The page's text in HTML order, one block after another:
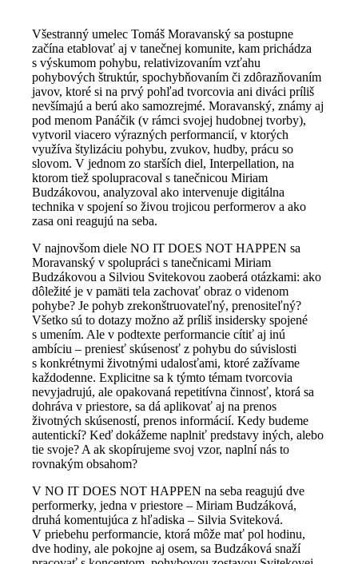
Všestranný umelec Tomáš Moravanský sa postupne
začína etablovať aj v tanečnej komunite, kam prichádza
s výskumom pohybu, relativizovaním vzťahu
pohybových štruktúr, spochybňovaním či zdôrazňovaním
javov, ktoré si na prvý pohľad tvorcovia ani diváci príliš
nevšímajú a berú ako samozrejmé. Moravanský, známy aj
pod menom Panáčik (v rámci svojej hudobnej tvorby),
vytvoril viacero výrazných performancií, v ktorých
využíva štylizáciu pohybu, zvukov, hudby, prácu so
slovom. V jednom zo starších diel, Interpellation, na
ktorom tiež spolupracoval s tanečnicou Miriam
Budzákovou, analyzoval ako intervenuje digitálna
technika v spojení so živou trojicou performerov a ako
zasa oni reagujú na seba.
V najnovšom diele NO IT DOES NOT HAPPEN sa
Moravanský v spolupráci s tanečnicami Miriam
Budzákovou a Silviou Svitekovou zaoberá otázkami: ako
dôležité je v pamäti tela zachovať obraz o videnom
pohybe? Je pohyb zrekonštruovateľný, prenositeľný?
Všetko sú to dotazy možno až príliš insidersky spojené
s umením. Ale v podtexte performancie cítiť aj inú
ambíciu – preniesť skúsenosť z pohybu do súvislosti
s konkrétnymi životnými udalosťami, ktoré zažívame
každodenne. Explicitne sa k týmto témam tvorcovia
nevyjadrujú, ale opakovaná repetitívna činnosť, ktorá sa
dohráva v priestore, sa dá aplikovať aj na prenos
životných skúseností, prenos informácií. Kedy budeme
autentickí? Keď dokážeme naplniť predstavy iných, alebo
tie svoje? A ak skopírujeme svoj vzor, naplní nás to
rovnakým obsahom?
V NO IT DOES NOT HAPPEN na seba reagujú dve
performerky, jedna v priestore – Miriam Budzáková,
druhá komentujúca z hľadiska – Silvia Sviteková.
V priebehu performancie, ktorá môže mať pol hodinu,
dve hodiny, ale pokojne aj osem, sa Budzáková snaží